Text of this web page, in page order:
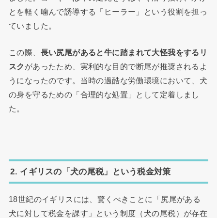
とを軽く噛んで誘導する「ヒーラー」という役割を担っ
ていました。
この際、 長い尻尾があると牛に踏まれて大怪我をするリ
スク があったため、実利的な目的で断尾が推奨されるよ
うになったのです。当時の過酷な労働環境において、犬
の身を守るための「合理的な処置」として定着しまし
た。
2. イギリスの「犬の尾税」という税金対策
18世紀のイギリスには、驚くべきことに「尻尾がある
犬に対して税金を課す」という制度（犬の尾税）が存在